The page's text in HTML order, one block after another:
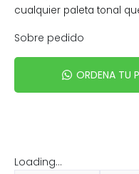
cualquier paleta tonal
Sobre pedido
ORDENA TU
Loading...